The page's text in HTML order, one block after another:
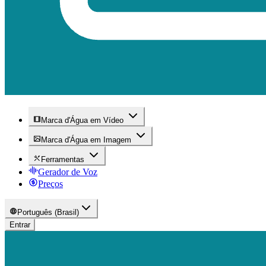
Marca d'Água em Vídeo
Marca d'Água em Imagem
Ferramentas
Gerador de Voz
Preços
Português (Brasil)
Entrar